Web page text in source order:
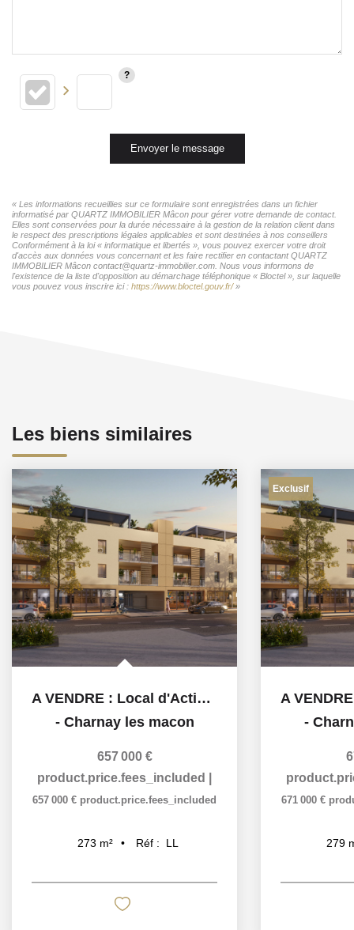
Envoyer le message
« Les informations recueillies sur ce formulaire sont enregistrées dans un fichier
informatisé par QUARTZ IMMOBILIER Mâcon pour gérer votre demande de contact.
Elles sont conservées pour la durée nécessaire à la gestion de la relation client dans
le respect des prescriptions légales applicables et sont destinées à nos conseillers
Conformément à la loi « informatique et libertés », vous pouvez exercer votre droit
d'accès aux données vous concernant et les faire rectifier en contactant QUARTZ
IMMOBILIER Mâcon contact@quartz-immobilier.com. Nous vous informons de
l'existence de la liste d'opposition au démarchage téléphonique « Bloctel », sur laquelle
vous pouvez vous inscrire ici : https://www.bloctel.gouv.fr/»
Les biens similaires
A VENDRE : Local d'Activité de 273 m² . Emplacement...
- Charnay les macon
657 000 €
product.price.fees_included
657 000 € product.price.fees_included
273 m² Réf : LL
Exclusif
-
671 000 €
279